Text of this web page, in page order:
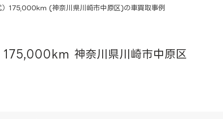
175,000km (神奈川県川崎市中原区)の車買取事例
神奈川県川崎市中原区